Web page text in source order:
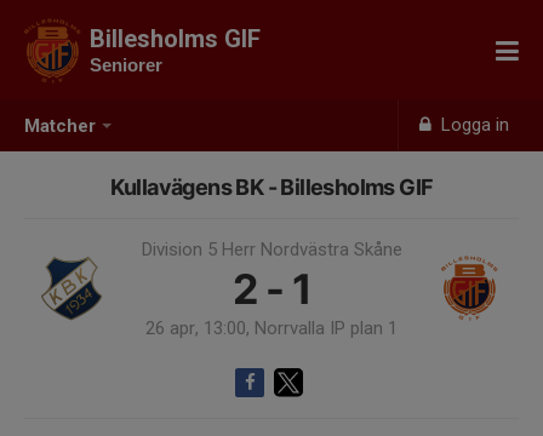
Matcher Logga in
Billesholms GIF
Seniorer
Kullavägens BK - Billesholms GIF
Division 5 Herr Nordvästra Skåne
2 - 1
26 apr, 13:00, Norrvalla IP plan 1